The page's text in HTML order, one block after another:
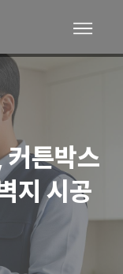
커튼박스
지 시공